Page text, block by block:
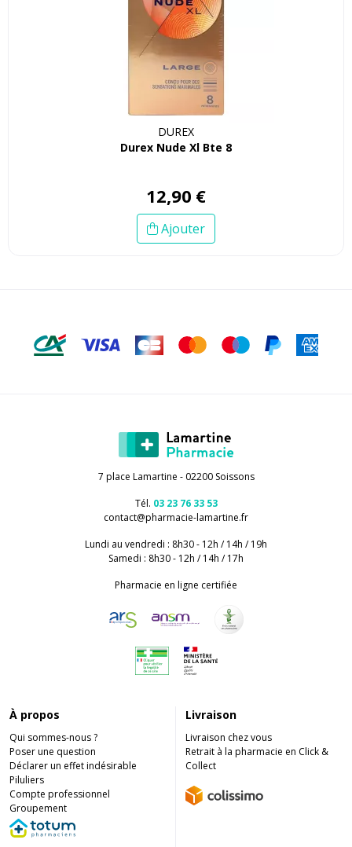
DUREX
Durex Nude Xl Bte 8
12,90 €
Ajouter
7 place Lamartine - 02200 Soissons
Tél. 03 23 76 33 53
contact@pharmacie-lamartine.fr
Lundi au vendredi : 8h30 - 12h / 14h / 19h
Samedi : 8h30 - 12h / 14h / 17h
Pharmacie en ligne certifiée
À propos
Qui sommes-nous ?
Poser une question
Déclarer un effet indésirable
Piluliers
Compte professionnel
Groupement
Livraison
Livraison chez vous
Retrait à la pharmacie en Click &
Collect